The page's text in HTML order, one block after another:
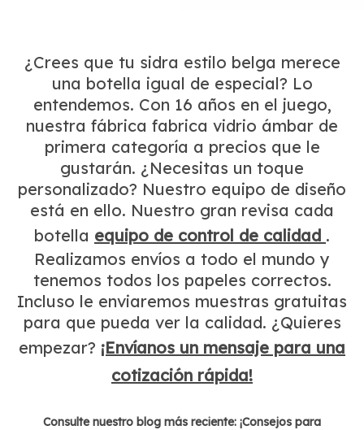
¿Crees que tu sidra estilo belga merece
una botella igual de especial? Lo
entendemos. Con 16 años en el juego,
nuestra fábrica fabrica vidrio ámbar de
primera categoría a precios que le
gustarán. ¿Necesitas un toque
personalizado? Nuestro equipo de diseño
está en ello. Nuestro gran revisa cada
botella equipo de control de calidad .
Realizamos envíos a todo el mundo y
tenemos todos los papeles correctos.
Incluso le enviaremos muestras gratuitas
para que pueda ver la calidad. ¿Quieres
empezar? ¡Envíanos un mensaje para una
cotización rápida!
Consulte nuestro blog más reciente: ¡Consejos para